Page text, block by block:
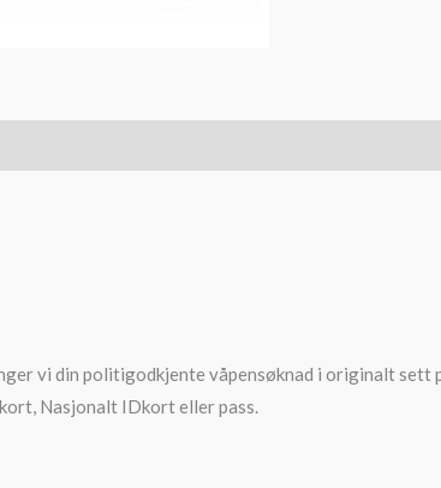
vi din politigodkjente våpensøknad i originalt sett
Nasjonalt IDkort eller pass.